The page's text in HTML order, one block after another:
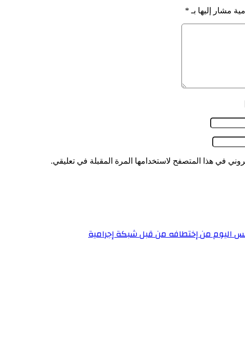
مشار إليها بـ *
في هذا المتصفح لاستخدامها المرة المقبلة في تعليقي.
من إختطافه من قبل شبكة إجرامية